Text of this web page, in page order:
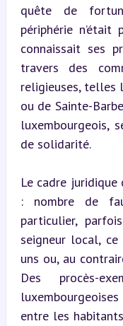
quête de
périphérie
connaissait ses
travers des
religieuses, telles
ou de Sainte-
luxembourgeois,
de solidarité.
Le cadre
: nombre de
particulier,
seigneur local,
uns ou, au
Des procès-
entre les habitants